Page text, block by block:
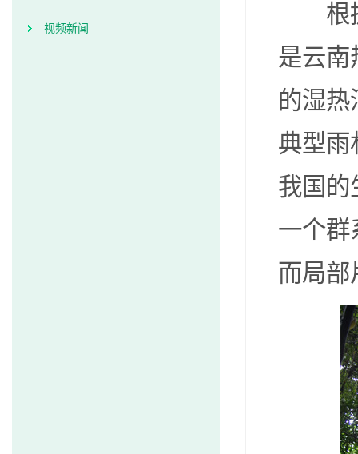
视频新闻
根
是云南
的湿热
典型雨
我国的
一个群
而局